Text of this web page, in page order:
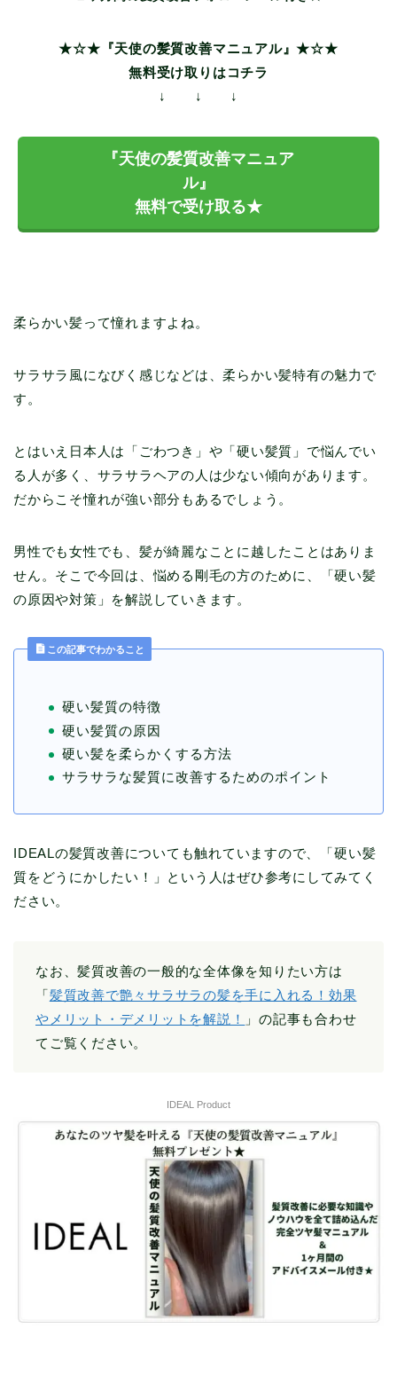
★☆★『天使の髪質改善マニュアル』★☆★
無料受け取りはコチラ
↓ ↓ ↓
『天使の髪質改善マニュア
ル』
無料で受け取る★
柔らかい髪って憧れますよね。
サラサラ風になびく感じなどは、柔らかい髪特有の魅力で
す。
とはいえ日本人は「ごわつき」や「硬い髪質」で悩んでい
る人が多く、サラサラヘアの人は少ない傾向があります。
だからこそ憧れが強い部分もあるでしょう。
男性でも女性でも、髪が綺麗なことに越したことはありま
せん。そこで今回は、悩める剛毛の方のために、「硬い髪
の原因や対策」を解説していきます。
この記事でわかること
硬い髪質の特徴
硬い髪質の原因
硬い髪を柔らかくする方法
サラサラな髪質に改善するためのポイント
IDEALの髪質改善についても触れていますので、「硬い髪
質をどうにかしたい！」という人はぜひ参考にしてみてく
ださい。
なお、髪質改善の一般的な全体像を知りたい方は
「髪質改善で艶々サラサラの髪を手に入れる！効果
やメリット・デメリットを解説！
」の記事も合わせ
てご覧ください。
IDEAL Product